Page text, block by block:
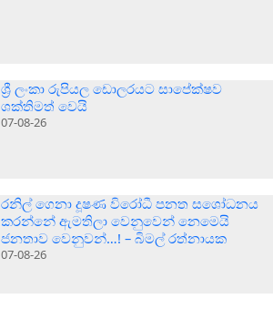
ශ්‍රී ලංකා රුපියල ඩොලරයට සාපේක්ෂව
ශක්තිමත් වෙයි
07-08-26
රනිල් ගෙනා දූෂණ විරෝධී පනත සශෝධනය
කරන්නේ ඇමතිලා වෙනුවෙන් නෙමෙයි
ජනතාව වෙනුවන්…! – බිමල් රත්නායක
07-08-26